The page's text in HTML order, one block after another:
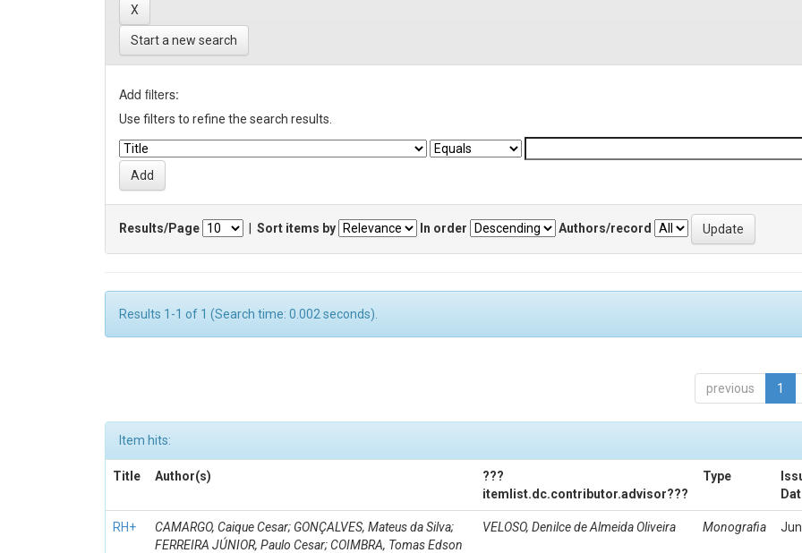
Start a new search
Add filters:
Use filters to refine the search results.
Results/Page Sort items by In order Authors/record
Results 1-1 of 1 (Search time: 0.002 seconds).
previous 1
Item hits:
Title Author(s)
???
itemlist.dc.contributor.advisor???
Type
RH+
CAMARGO, Caique Cesar; GONÇALVES, Mateus da Silva;
FERREIRA JÚNIOR, Paulo Cesar; COIMBRA, Tomas Edson
VELOSO, Denilce de Almeida Oliveira Monografia